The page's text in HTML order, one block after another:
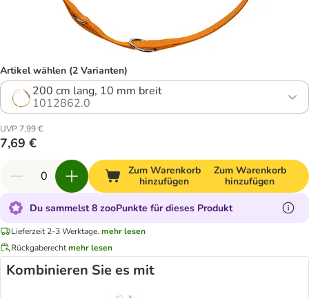
Artikel wählen (2 Varianten)
200 cm lang, 10 mm breit
1012862.0
UVP 7,99 €
7,69 €
Zum Warenkorb
hinzufügen
Zum Warenkorb
hinzufügen
Du sammelst 8 zooPunkte für dieses Produkt
Lieferzeit 2-3 Werktage. mehr lesen
Rückgaberechtmehr lesen
Kombinieren Sie es mit